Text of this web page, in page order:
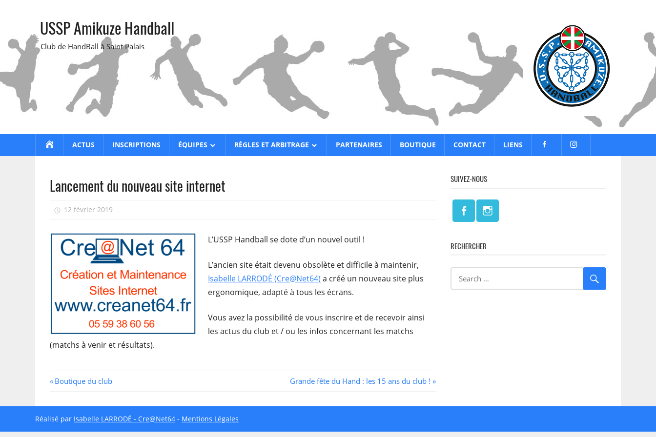
USSP Amikuze Handball
Club de HandBall à Saint Palais
ACCUEILACTUS INSCRIPTIONS ÉQUIPES RÈGLES ET ARBITRAGE PARTENAIRES BOUTIQUE CONTACT LIENS
Lancement du nouveau site internet
12 février 2019
L’USSP Handball se dote d’un nouvel outil !
L’ancien site était devenu obsolète et difficile à maintenir,
Isabelle LARRODÉ (Cre@Net64) a créé un nouveau site plus
ergonomique, adapté à tous les écrans.
Vous avez la possibilité de vous inscrire et de recevoir ainsi
les actus du club et / ou les infos concernant les matchs
(matchs à venir et résultats).
Navigation
de
l’article
Previous
Boutique du club
Next
Grande fête du Hand : les 15 ans du club !
SUIVEZ-NOUS
RECHERCHER
Réalisé par Isabelle LARRODÉ - Cre@Net64 - Mentions Légales